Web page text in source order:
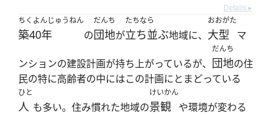
Details ▸
ちくよんじゅうねん
築40年 の
だんち
団地が
たちなら
立ち並ぶ地域に、
おおがた
大型 マ
ンションの建設計画が持ち上がっているが、
だんち
団地の住
民の特に高齢者の中にはこの計画にとまどっている
ひと
人 も多い。住み慣れた地域の
けいかん
景観 や環境が変わる